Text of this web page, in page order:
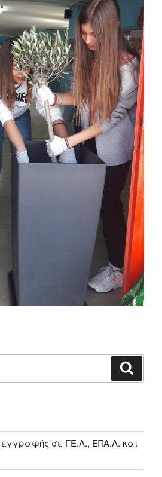
εγγραφής σε ΓΕ.Λ., ΕΠΑ.Λ. και